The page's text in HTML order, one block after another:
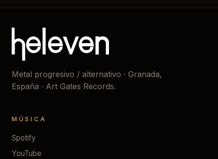
Metal progresivo / alternativo · Granada,
España · Art Gates Records.
MÚSICA
Spotify
YouTube